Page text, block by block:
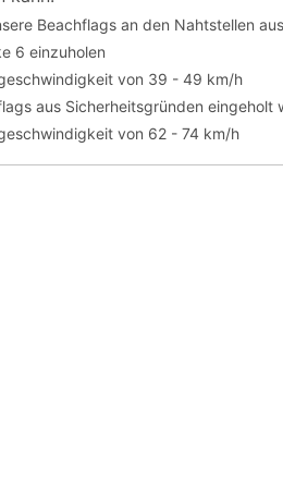
Beachflags an den Nahtstellen
6 einzuholen
von 39 - 49 km/h
aus Sicherheitsgründen eingeholt
von 62 - 74 km/h